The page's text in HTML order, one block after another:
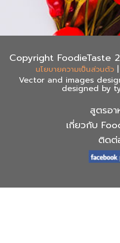
Copyright FoodieTaste
นโยบายความเป็นส่วนตัว |
Vector and images
designed by
สูตรอา
เกี่ยวกับ
ติดต่